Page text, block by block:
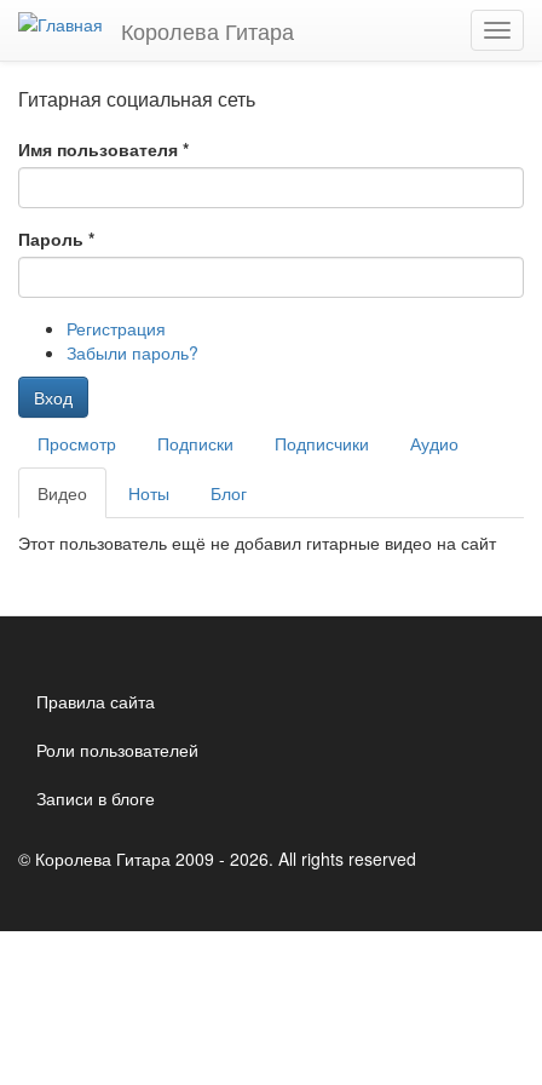
Перейти
Королева Гитара
Гитарная социальная сеть
Имя пользователя *
Пароль *
Регистрация
Забыли пароль?
Вход
Главные
вкладки
Просмотр Подписки Подписчики Аудио
Видео (активная
вкладка)
Ноты Блог
Этот пользователь ещё не добавил гитарные видео на сайт
Правила сайта
Роли пользователей
Записи в блоге
© Королева Гитара 2009 - 2026. All rights reserved